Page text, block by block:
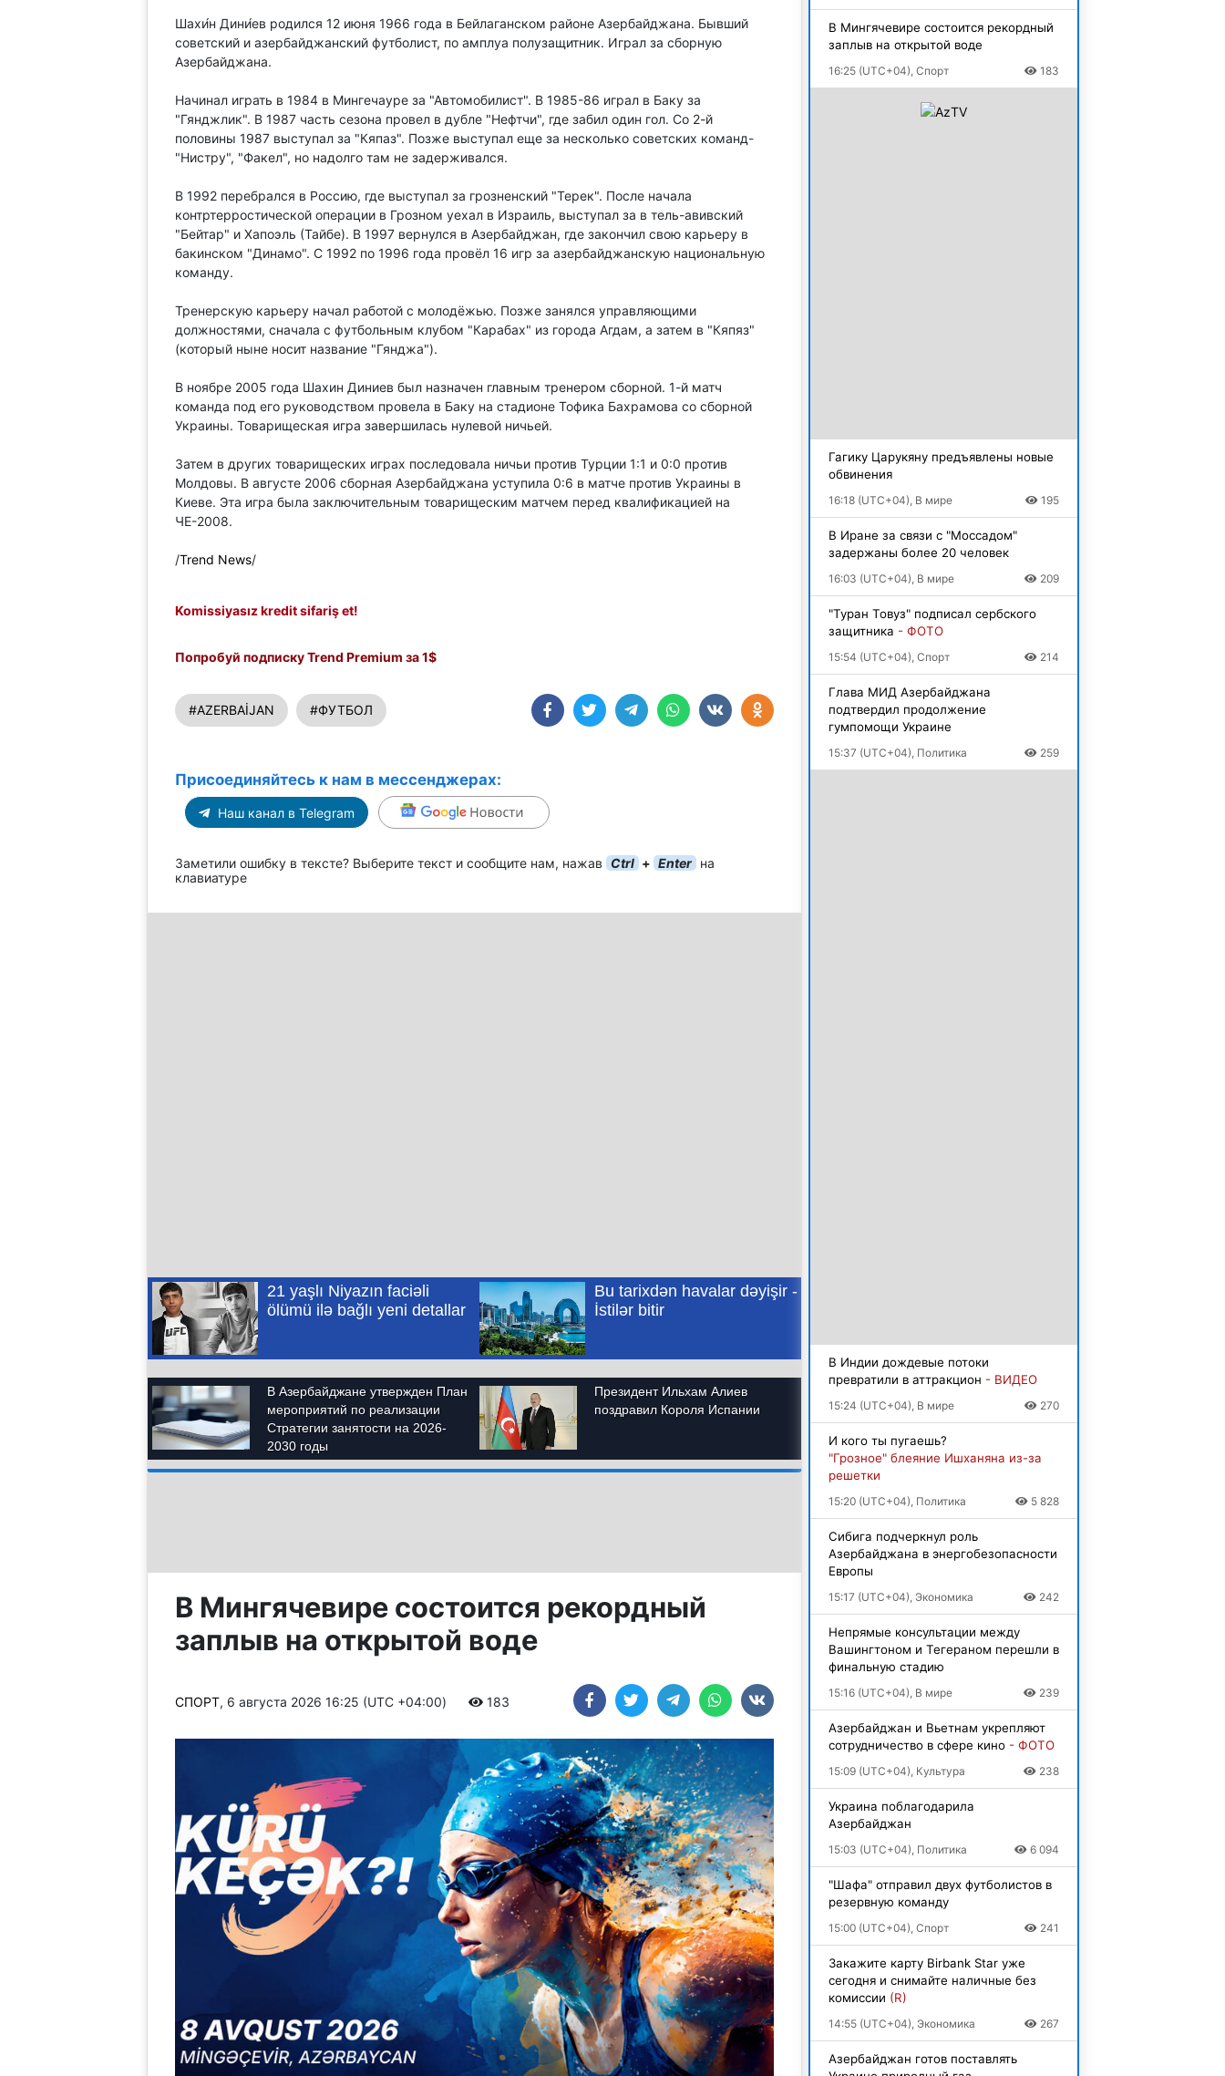
Шахи́н Дини́ев родился 12 июня 1966 года в Бейлаганском районе Азербайджана. Бывший
советский и азербайджанский футболист, по амплуа полузащитник. Играл за сборную
Азербайджана.
Начинал играть в 1984 в Мингечауре за "Автомобилист". В 1985-86 играл в Баку за
"Гянджлик". В 1987 часть сезона провел в дубле "Нефтчи", где забил один гол. Со 2-й
половины 1987 выступал за "Кяпаз". Позже выступал еще за несколько советских команд-
"Нистру", "Факел", но надолго там не задерживался.
В 1992 перебрался в Россию, где выступал за грозненский "Терек". После начала
контртерростической операции в Грозном уехал в Израиль, выступал за в тель-авивский
"Бейтар" и Хапоэль (Тайбе). В 1997 вернулся в Азербайджан, где закончил свою карьеру в
бакинском "Динамо". С 1992 по 1996 года провёл 16 игр за азербайджанскую национальную
команду.
Тренерскую карьеру начал работой с молодёжью. Позже занялся управляющими
должностями, сначала с футбольным клубом "Карабах" из города Агдам, а затем в "Кяпяз"
(который ныне носит название "Гянджа").
В ноябре 2005 года Шахин Диниев был назначен главным тренером сборной. 1-й матч
команда под его руководством провела в Баку на стадионе Тофика Бахрамова со сборной
Украины. Товарищеская игра завершилась нулевой ничьей.
Затем в других товарищеских играх последовала ничьи против Турции 1:1 и 0:0 против
Молдовы. В августе 2006 сборная Азербайджана уступила 0:6 в матче против Украины в
Киеве. Эта игра была заключительным товарищеским матчем перед квалификацией на
ЧЕ-2008.
/Trend News/
Komissiyasız kredit sifariş et!
Попробуй подписку Trend Premium за 1$
#AZERBAİJAN #ФУТБОЛ
Присоединяйтесь к нам в мессенджерах:
Наш канал в Telegram
Заметили ошибку в тексте? Выберите текст и сообщите нам, нажав Ctrl + Enter на
клавиатуре
В Мингячевире состоится рекордный
заплыв на открытой воде
СПОРТ, 6 августа 2026 16:25 (UTC +04:00) 183
В Мингячевире состоится рекордный
заплыв на открытой воде
16:25 (UTC+04), Спорт 183
Гагику Царукяну предъявлены новые
обвинения
16:18 (UTC+04), В мире 195
В Иране за связи с "Моссадом"
задержаны более 20 человек
16:03 (UTC+04), В мире 209
"Туран Товуз" подписал сербского
защитника - ФОТО
15:54 (UTC+04), Спорт 214
Глава МИД Азербайджана
подтвердил продолжение
гумпомощи Украине
15:37 (UTC+04), Политика 259
В Индии дождевые потоки
превратили в аттракцион - ВИДЕО
15:24 (UTC+04), В мире 270
И кого ты пугаешь?
"Грозное" блеяние Ишханяна из-за
решетки
15:20 (UTC+04), Политика 5 828
Сибига подчеркнул роль
Азербайджана в энергобезопасности
Европы
15:17 (UTC+04), Экономика 242
Непрямые консультации между
Вашингтоном и Тегераном перешли в
финальную стадию
15:16 (UTC+04), В мире 239
Азербайджан и Вьетнам укрепляют
сотрудничество в сфере кино - ФОТО
15:09 (UTC+04), Культура 238
Украина поблагодарила
Азербайджан
15:03 (UTC+04), Политика 6 094
"Шафа" отправил двух футболистов в
резервную команду
15:00 (UTC+04), Спорт 241
Закажите карту Birbank Star уже
сегодня и снимайте наличные без
комиссии (R)
14:55 (UTC+04), Экономика 267
Азербайджан готов поставлять